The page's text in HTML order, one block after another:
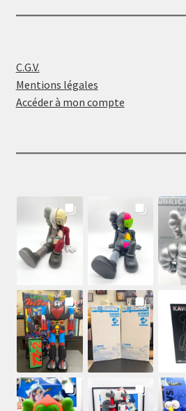
C.G.V.
Mentions légales
Accéder à mon compte